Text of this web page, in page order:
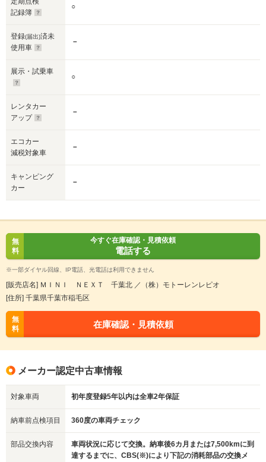
記録簿
○
登録(届出)済未
使用車
－
展示・試乗車
○
レンタカー
アップ
－
エコカー
減税対象車
－
キャンピング
カー
－
無
料
今すぐ在庫確認・見積依頼
電話する
※一部ダイヤル回線、IP電話、光電話は利用できません
[販売店名] ＭＩＮＩ ＮＥＸＴ 千葉北 ／（株）モトーレンレピオ
[住所] 千葉県千葉市稲毛区
無
料
在庫確認・見積依頼
メーカー認定中古車情報
対象車両 初年度登録5年以内は全車2年保証
納車前点検項目 360度の車両チェック
部品交換内容
車両状況に応じて交換。納車後6カ月または7,500kmに到
達するまでに、CBS(※)により下記の消耗部品の交換メ